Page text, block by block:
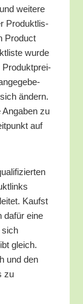
wei­te­re
Pro­dukt­lis­
Pro­duct
wur­de
Pro­dukt­prei­
ändern.
Anga­ben zu
auf
Kaufst
dafür eine
sich
gleich.
und den
zu